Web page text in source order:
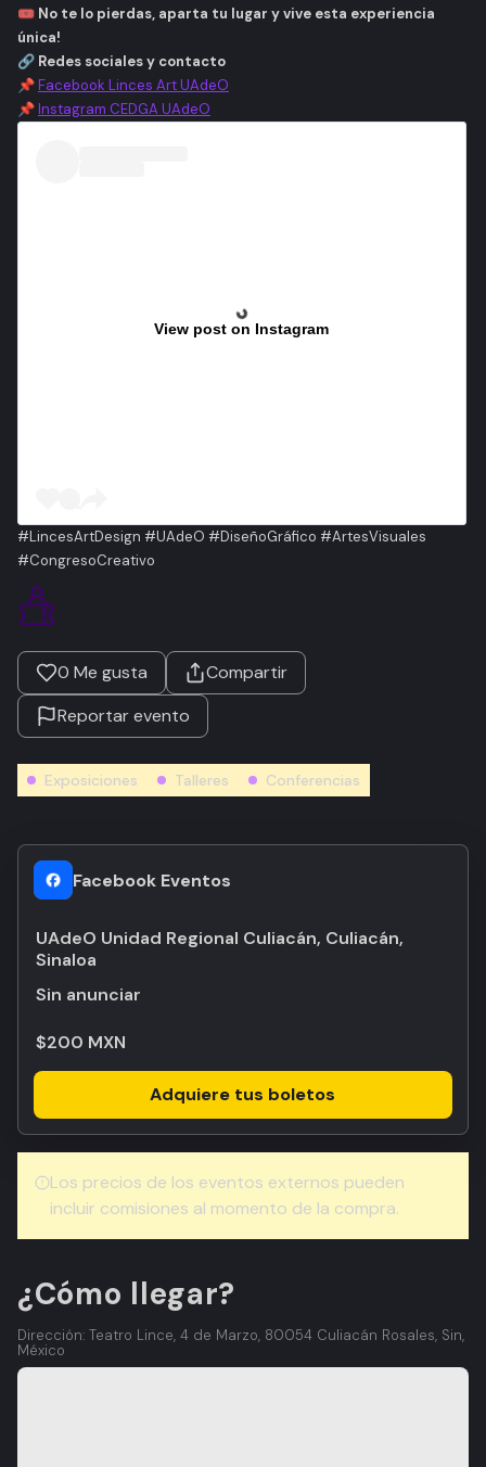
🎟️ No te lo pierdas, aparta tu lugar y vive esta experiencia
única!
🔗 Redes sociales y contacto
📌Facebook Linces Art UAdeO
📌Instagram CEDGA UAdeO
View post on Instagram
#LincesArtDesign #UAdeO #DiseñoGráfico #ArtesVisuales
#CongresoCreativo
0 Me gusta
Compartir
Reportar evento
Exposiciones Talleres Conferencias
Facebook Eventos
UAdeO Unidad Regional Culiacán, Culiacán,
Sinaloa
Sin anunciar
$200 MXN
Adquiere tus boletos
Los precios de los eventos externos pueden
incluir comisiones al momento de la compra.
¿Cómo llegar?
Dirección: Teatro Lince, 4 de Marzo, 80054 Culiacán Rosales, Sin,
México